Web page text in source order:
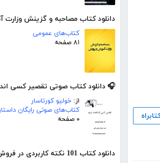
دانلود کتاب مصاحبه و گزینش
کتاب‌های عمومی
۸۱ صفحه
🎧 دانلود کتاب صوتی تقصیر کسی
از: خولیو کورتاسار
کتاب‌های صوتی رایگان
۰ صفحه
دانلود کتاب 101 نکته کاربردی در فروش موفق